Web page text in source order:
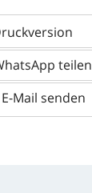
teilen
Mail senden